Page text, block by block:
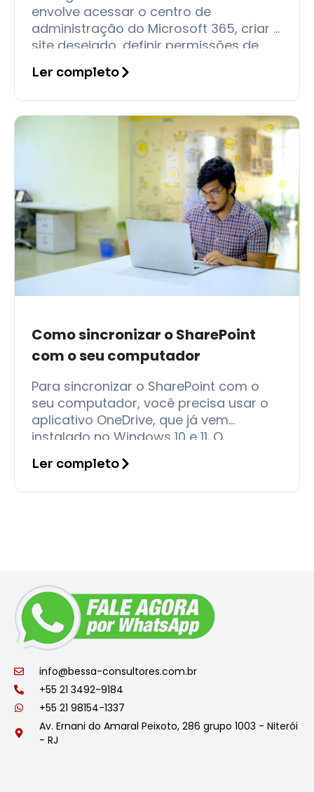
envolve acessar o centro de
administração do Microsoft 365, criar o
site desejado, definir permissões de
acesso, organizar bibliotecas de
documentos e ajustar a
Ler completo
Como sincronizar o SharePoint
com o seu computador
Para sincronizar o SharePoint com o
seu computador, você precisa usar o
aplicativo OneDrive, que já vem
instalado no Windows 10 e 11. O
biblioteca
Ler completo
info@bessa-consultores.com.br
+55 21 3492-9184
+55 21 98154-1337
Av. Ernani do Amaral Peixoto, 286 grupo 1003 - Niterói
- RJ